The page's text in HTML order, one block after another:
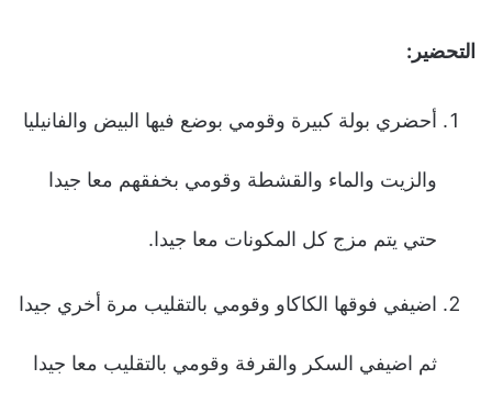
التحضير:
أحضري بولة كبيرة وقومي بوضع فيها البيض والفانيليا
والزيت والماء والقشطة وقومي بخفقهم معا جيدا
حتي يتم مزج كل المكونات معا جيدا.
اضيفي فوقها الكاكاو وقومي بالتقليب مرة أخري جيدا
ثم اضيفي السكر والقرفة وقومي بالتقليب معا جيدا